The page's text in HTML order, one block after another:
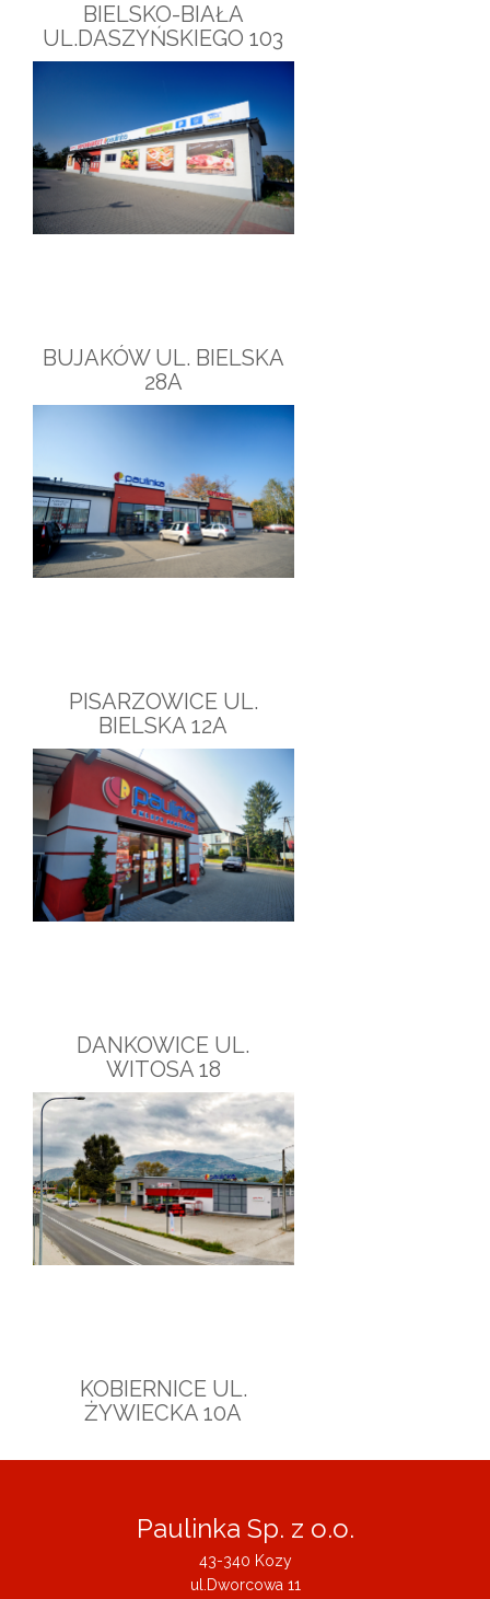
BIELSKO-BIAŁA
UL.DASZYŃSKIEGO 103
BUJAKÓW UL. BIELSKA
28A
PISARZOWICE UL.
BIELSKA 12A
DANKOWICE UL.
WITOSA 18
KOBIERNICE UL.
ŻYWIECKA 10A
Paulinka Sp. z o.o.
43-340 Kozy
ul.Dworcowa 11